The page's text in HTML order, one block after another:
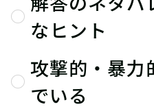
なヒント
攻撃的・暴力
でいる